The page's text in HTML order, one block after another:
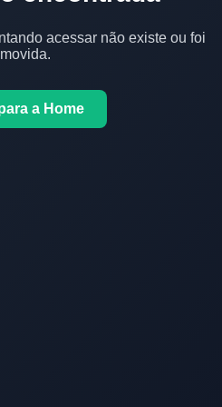
acessar não existe ou foi
a Home